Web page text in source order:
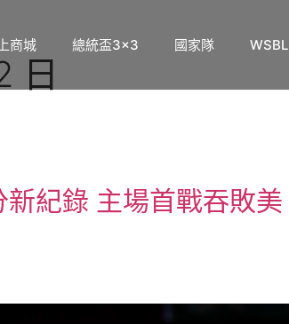
商城 總統盃3×3 國家隊 WSBL
日
新紀錄 主場首戰吞敗美